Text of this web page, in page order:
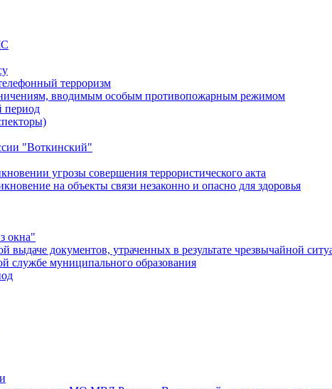
терроризм
вводимым особым противопожарным режимом
период
"Воткинский"
угрозы совершения террористического акта
на объекты связи незаконно и опасно для здоровья
окна"
выдаче документов, утраченных в результате чрезвычайной
службе муниципального образования